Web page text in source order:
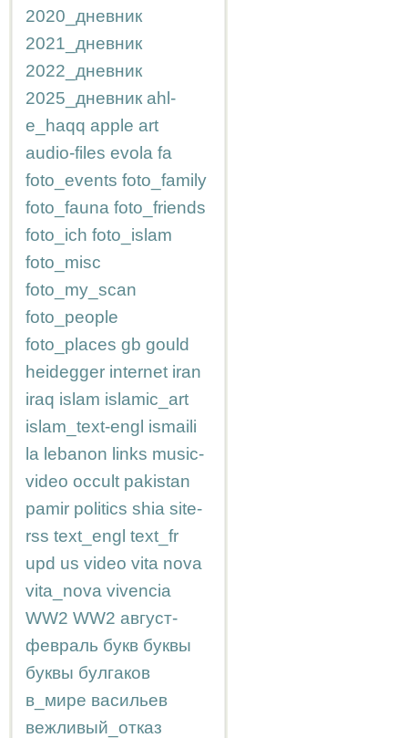
2020_дневник
2021_дневник
2022_дневник
2025_дневник ahl-
e_haqq apple art
audio-files evola fa
foto_events foto_family
foto_fauna foto_friends
foto_ich foto_islam
foto_misc
foto_my_scan
foto_people
foto_places gb gould
heidegger internet iran
iraq islam islamic_art
islam_text-engl ismaili
la lebanon links music-
video occult pakistan
pamir politics shia site-
rss text_engl text_fr
upd us video vita nova
vita_nova vivencia
WW2 WW2 август-
февраль букв буквы
буквы булгаков
в_мире васильев
вежливый_отказ